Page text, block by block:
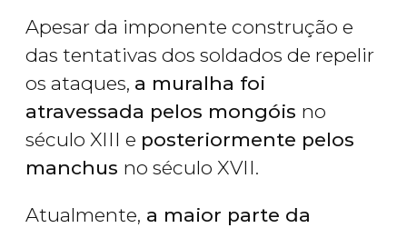
Apesar da imponente construção e
das tentativas dos soldados de repelir
os ataques, a muralha foi
atravessada pelos mongóis no
século XIII e posteriormente pelos
manchus no século XVII.
Atualmente, a maior parte da